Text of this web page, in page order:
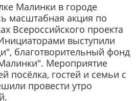
Малинки в городе
масштабная акция по
Всероссийского проекта
выступили
благотворительный фонд
Мероприятие
посёлка, гостей и семьи с
провести утро